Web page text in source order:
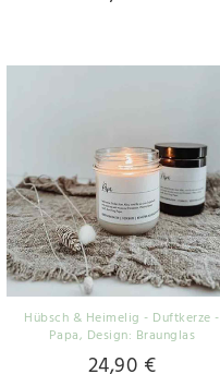
Hübsch & Heimelig - Duftkerze -
Papa, Design: Braunglas
24,90 €